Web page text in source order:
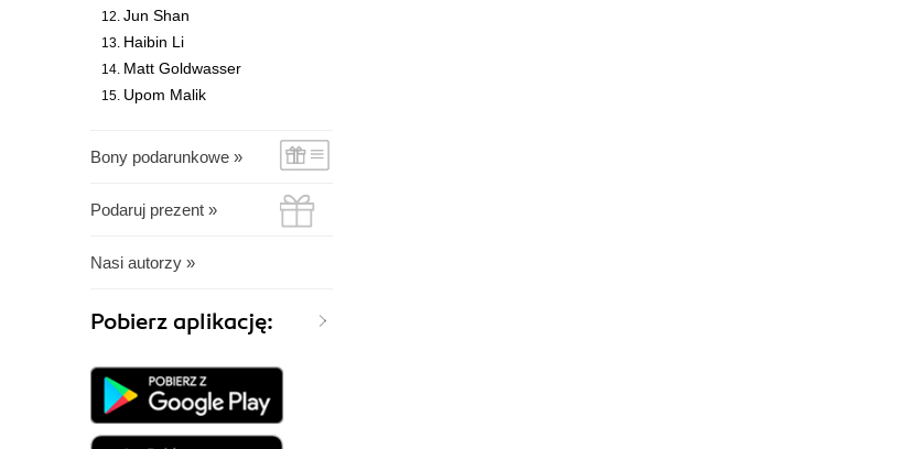
Jun Shan
Haibin Li
Matt Goldwasser
Upom Malik
Bony podarunkowe »
Podaruj prezent »
Nasi autorzy »
Pobierz aplikację: